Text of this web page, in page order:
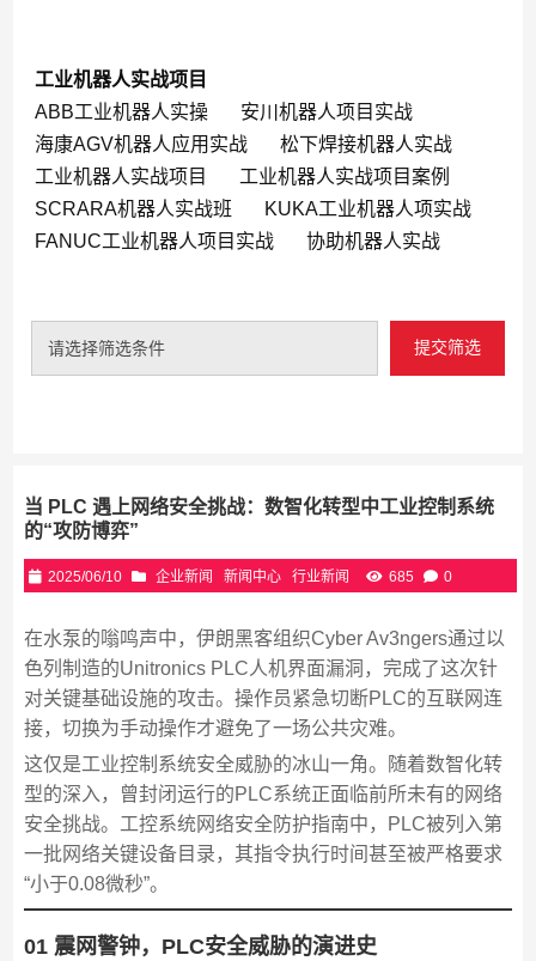
工业机器人实战项目
ABB工业机器人实操
安川机器人项目实战
海康AGV机器人应用实战
松下焊接机器人实战
工业机器人实战项目
工业机器人实战项目案例
SCRARA机器人实战班
KUKA工业机器人项实战
FANUC工业机器人项目实战
协助机器人实战
请选择筛选条件 提交筛选
当 PLC 遇上网络安全挑战：数智化转型中工业控制系统
的“攻防博弈”
2025/06/10 企业新闻 新闻中心 行业新闻 685 0
在水泵的嗡鸣声中，伊朗黑客组织Cyber Av3ngers通过以
色列制造的Unitronics PLC人机界面漏洞，完成了这次针
对关键基础设施的攻击。操作员紧急切断PLC的互联网连
接，切换为手动操作才避免了一场公共灾难。
这仅是工业控制系统安全威胁的冰山一角。随着数智化转
型的深入，曾封闭运行的PLC系统正面临前所未有的网络
安全挑战。工控系统网络安全防护指南中，PLC被列入第
一批网络关键设备目录，其指令执行时间甚至被严格要求
“小于0.08微秒”。
01 震网警钟，PLC安全威胁的演进史